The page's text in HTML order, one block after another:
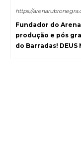
https://
Fundador do
produção e pós
do Barradas! DEUS